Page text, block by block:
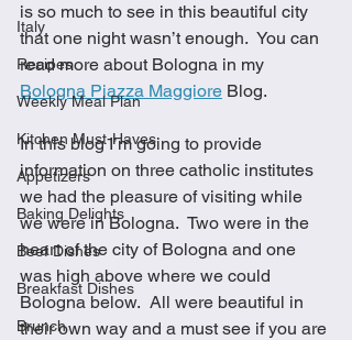
Italy
Recipes
Weekly Meal Plan
Kitchen Must-Haves
Appetizers
Baking Delights
Beef Dishes
Breakfast Dishes
Brunch
is so much to see in this beautiful city
that one night wasn’t enough.  You can
read more about Bologna in my
Bologna Piazza Maggiore Blog.
In this blog I’m going to provide
information on three catholic institutes
we had the pleasure of visiting while
we were in Bologna.  Two were in the
heart of the city of Bologna and one
was high above where we could
Bologna below.  All were beautiful in
their own way and a must see if you are